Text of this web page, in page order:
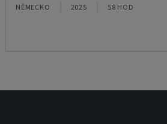
NĚMECKO 2025 58 HOD